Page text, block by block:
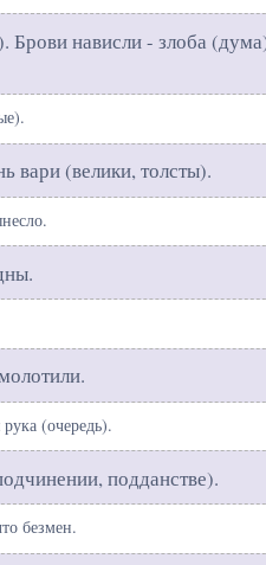
Брови нависли - злоба
вари (велики, толсты).
(очередь).
подданстве).
безмен.